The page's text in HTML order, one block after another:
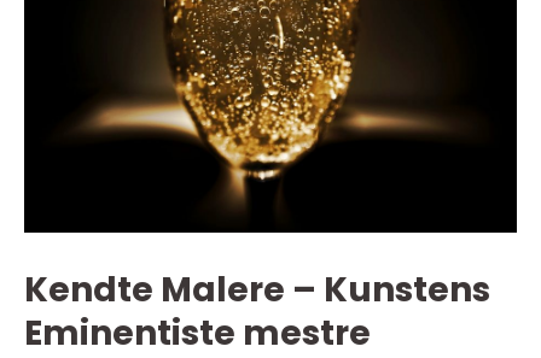
Kendte Malere – Kunstens
Eminentiste mestre